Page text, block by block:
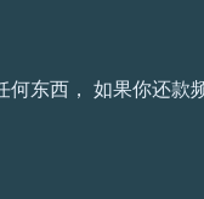
东西， 如果你还款